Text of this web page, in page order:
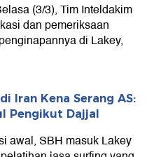
(3/3), Tim Inteldakim
dan pemeriksaan
di Lakey,
Iran Kena Serang AS:
Pengikut Dajjal
awal, SBH masuk Lakey